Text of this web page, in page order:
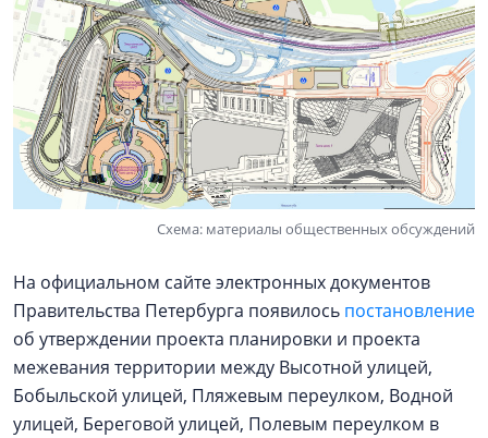
Схема: материалы общественных обсуждений
На официальном сайте электронных документов
Правительства Петербурга появилось постановление
об утверждении проекта планировки и проекта
межевания территории между Высотной улицей,
Бобыльской улицей, Пляжевым переулком, Водной
улицей, Береговой улицей, Полевым переулком в